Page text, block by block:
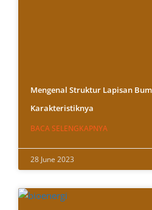
Mengenal Struktur Lapisan
Karakteristiknya
BACA SELENGKAPNYA
28 June 2023